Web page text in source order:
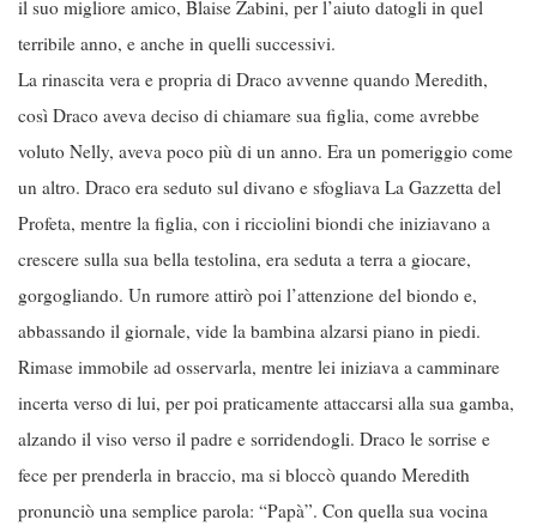
il suo migliore amico, Blaise Zabini, per l’aiuto datogli in quel
terribile anno, e anche in quelli successivi.
La rinascita vera e propria di Draco avvenne quando Meredith,
così Draco aveva deciso di chiamare sua figlia, come avrebbe
voluto Nelly, aveva poco più di un anno. Era un pomeriggio come
un altro. Draco era seduto sul divano e sfogliava La Gazzetta del
Profeta, mentre la figlia, con i ricciolini biondi che iniziavano a
crescere sulla sua bella testolina, era seduta a terra a giocare,
gorgogliando. Un rumore attirò poi l’attenzione del biondo e,
abbassando il giornale, vide la bambina alzarsi piano in piedi.
Rimase immobile ad osservarla, mentre lei iniziava a camminare
incerta verso di lui, per poi praticamente attaccarsi alla sua gamba,
alzando il viso verso il padre e sorridendogli. Draco le sorrise e
fece per prenderla in braccio, ma si bloccò quando Meredith
pronunciò una semplice parola: “Papà”. Con quella sua vocina